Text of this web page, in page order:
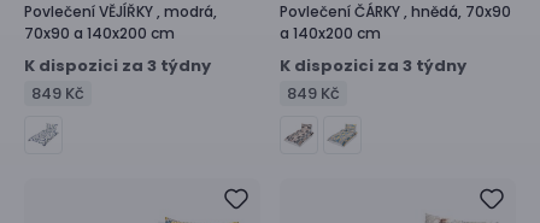
PovlečeníVĚJÍŘKY , modrá,
70x90 a 140x200 cm
K dispozici za 3 týdny
849 Kč
PovlečeníČÁRKY , hnědá, 70x90
a 140x200 cm
K dispozici za 3 týdny
849 Kč